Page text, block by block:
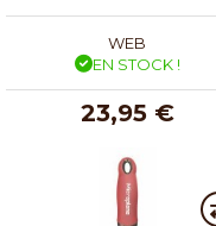
WEB
EN STOCK !
23,95 €